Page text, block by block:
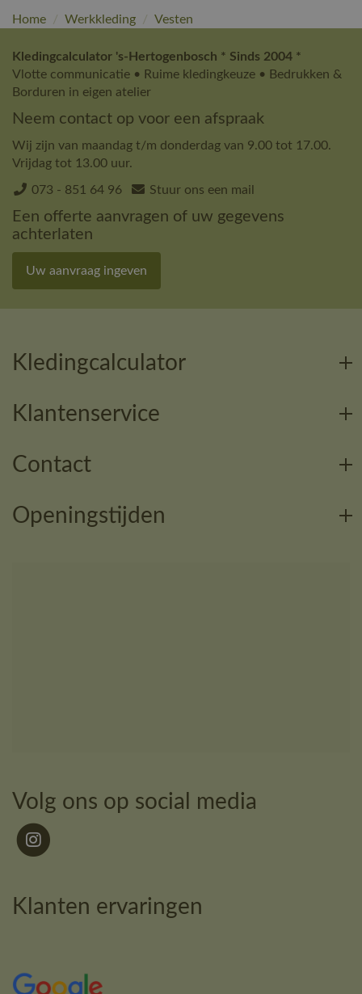
Home / Werkkleding / Vesten
Kledingcalculator 's-Hertogenbosch * Sinds 2004 *
Vlotte communicatie • Ruime kledingkeuze • Bedrukken &
Borduren in eigen atelier
Neem contact op voor een afspraak
Wij zijn van maandag t/m donderdag van 9.00 tot 17.00.
Vrijdag tot 13.00 uur.
073 - 851 64 96 Stuur ons een mail
Een offerte aanvragen of uw gegevens
achterlaten
Uw aanvraag ingeven
Kledingcalculator
Klantenservice
Contact
Openingstijden
Volg ons op social media
Klanten ervaringen